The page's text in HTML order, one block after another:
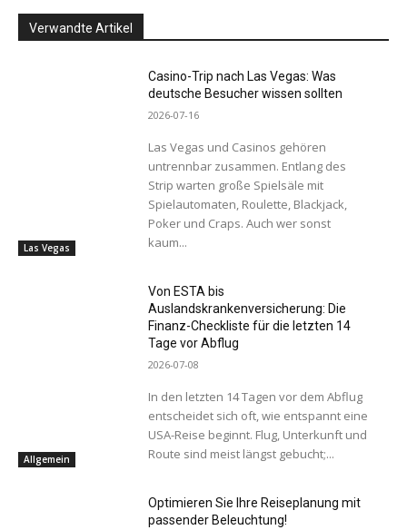
Verwandte Artikel
Las Vegas
Casino-Trip nach Las Vegas: Was
deutsche Besucher wissen sollten
2026-07-16
Las Vegas und Casinos gehören
untrennbar zusammen. Entlang des
Strip warten große Spielsäle mit
Spielautomaten, Roulette, Blackjack,
Poker und Craps. Auch wer sonst
kaum...
Allgemein
Von ESTA bis
Auslandskrankenversicherung: Die
Finanz-Checkliste für die letzten 14
Tage vor Abflug
2026-07-08
In den letzten 14 Tagen vor dem Abflug
entscheidet sich oft, wie entspannt eine
USA-Reise beginnt. Flug, Unterkunft und
Route sind meist längst gebucht;...
Optimieren Sie Ihre Reiseplanung mit
passender Beleuchtung!